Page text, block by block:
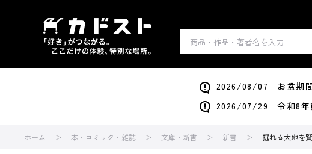
2026/08/07 お盆期間
2026/07/29 令和8年
ホーム 本・コミック・雑誌 文庫・新書 新書 揺れる大地を